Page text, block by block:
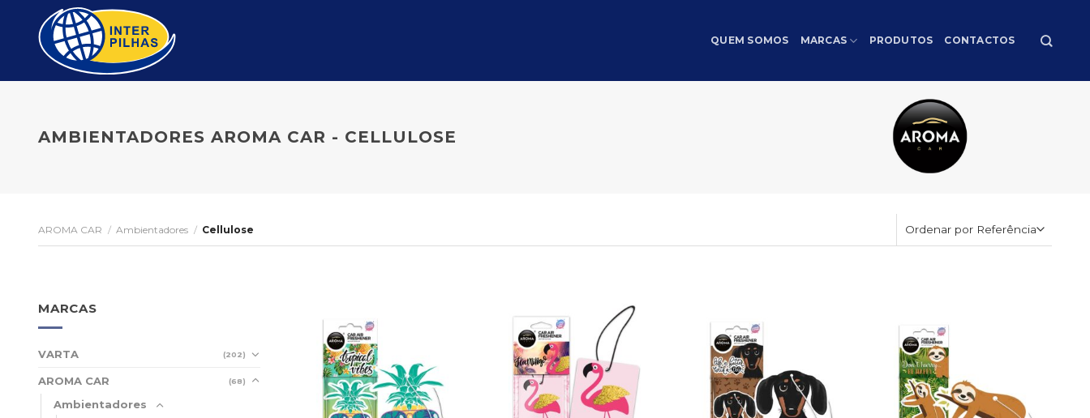
content
QUEM SOMOS MARCAS PRODUTOS CONTACTOS
AMBIENTADORES AROMA CAR - CELLULOSE
AROMA CAR / Ambientadores / Cellulose
MARCAS
VARTA (202)
AROMA CAR (68)
Ambientadores